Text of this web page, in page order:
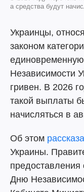
а средства будут
Украинцы,
законом
Независимости
гривен. В 2026
такой выплаты
начисляться в
Об этом
Украины.
Дню